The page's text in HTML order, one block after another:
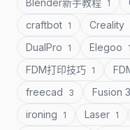
Blender新手教程 1
craftbot 1 Creality
DualPro 1 Elegoo 1
FDM打印技巧 1
freecad 3 Fusion
ironing 1 Laser 1